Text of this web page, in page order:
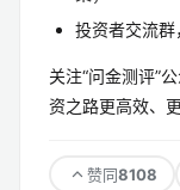
投资者交流群
关注“问金测评”
资之路更高效、更
赞同8108